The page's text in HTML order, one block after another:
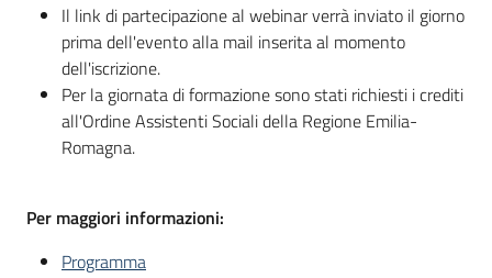
Il link di partecipazione al webinar verrà inviato il giorno
prima dell'evento alla mail inserita al momento
dell'iscrizione.
Per la giornata di formazione sono stati richiesti i crediti
all'Ordine Assistenti Sociali della Regione Emilia-
Romagna.
Per maggiori informazioni:
Programma